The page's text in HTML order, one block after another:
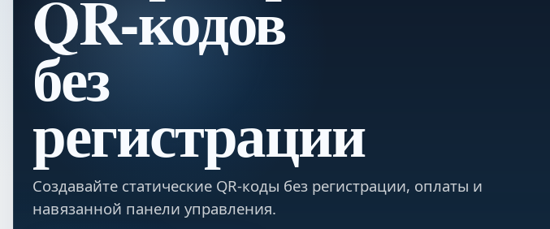
QR-кодов
без
регистрации
Создавайте статические QR-коды без регистрации, оплаты и
навязанной панели управления.